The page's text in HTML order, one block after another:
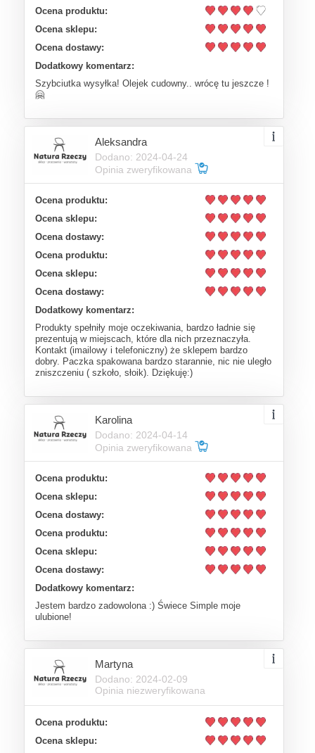
Ocena produktu:
Ocena sklepu:
Ocena dostawy:
Dodatkowy komentarz:
Szybciutka wysyłka! Olejek cudowny.. wrócę tu jeszcze !
🤗
Aleksandra
Dodano: 2024-04-24
Opinia zweryfikowana
Ocena produktu:
Ocena sklepu:
Ocena dostawy:
Ocena produktu:
Ocena sklepu:
Ocena dostawy:
Dodatkowy komentarz:
Produkty spełniły moje oczekiwania, bardzo ładnie się
prezentują w miejscach, które dla nich przeznaczyła.
Kontakt (imailowy i telefoniczny) że sklepem bardzo
dobry. Paczka spakowana bardzo starannie, nic nie uległo
zniszczeniu ( szkoło, słoik). Dziękuję:)
Karolina
Dodano: 2024-04-14
Opinia zweryfikowana
Ocena produktu:
Ocena sklepu:
Ocena dostawy:
Ocena produktu:
Ocena sklepu:
Ocena dostawy:
Dodatkowy komentarz:
Jestem bardzo zadowolona :) Świece Simple moje
ulubione!
Martyna
Dodano: 2024-02-09
Opinia niezweryfikowana
Ocena produktu:
Ocena sklepu: